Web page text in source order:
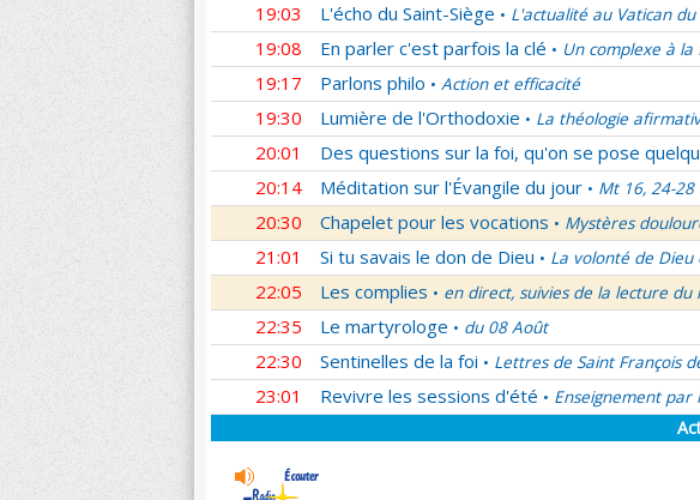
19:03 L'écho du Saint-Siège • L'actualité au Vatican
19:08 En parler c'est parfois la clé • Un complexe à la
19:17 Parlons philo • Action et efficacité
19:30 Lumière de l'Orthodoxie • La théologie
20:01 Des questions sur la foi, qu'on se pose
20:14 Méditation sur l'Évangile du jour • Mt 16, 24-
20:30 Chapelet pour les vocations • Mystères
21:01 Si tu savais le don de Dieu • La volonté de
22:05 Les complies • en direct, suivies de la lecture
22:35 Le martyrologe • du 08 Août
22:30 Sentinelles de la foi • Lettres de Saint François
23:01 Revivre les sessions d'été • Enseignement par